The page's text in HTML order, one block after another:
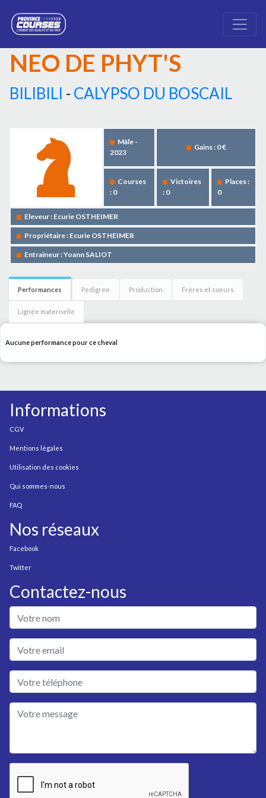
NEO DE PHYT'S
BILIBILI - CALYPSO DU BOSCAIL
Mâle -
2023
Gains : 0 €
Courses
: 0
Victoires
: 0
Places :
0
Eleveur : Ecurie OSTHEIMER
Propriétaire : Ecurie OSTHEIMER
Entraîneur : Yoann SALIOT
Performances Pedigree Production Frères et soeurs
Lignée maternelle
Aucune performance pour ce cheval
Informations
CGV
Mentions légales
Utilisation des cookies
Qui sommes-nous
FAQ
Nos réseaux
Facebook
Twitter
Contactez-nous